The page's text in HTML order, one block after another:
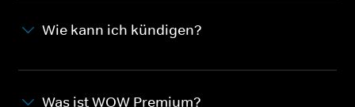
Wie kann ich kündigen?
Was ist WOW Premium?